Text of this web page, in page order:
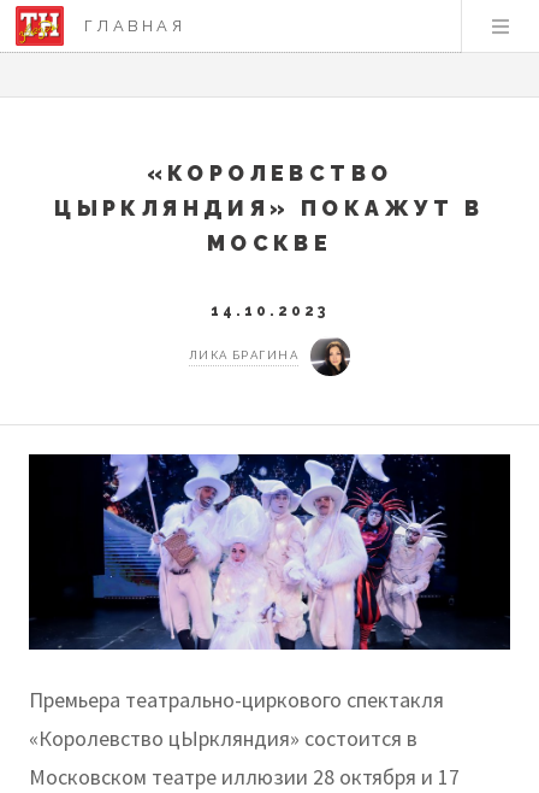
ГЛАВНАЯ
«КОРОЛЕВСТВО
ЦЫРКЛЯНДИЯ» ПОКАЖУТ В
МОСКВЕ
14.10.2023
ЛИКА БРАГИНА
Премьера театрально-циркового спектакля
«Королевство цЫркляндия» состоится в
Московском театре иллюзии 28 октября и 17